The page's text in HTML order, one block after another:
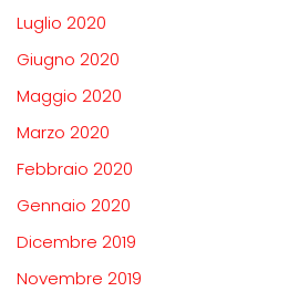
Luglio 2020
Giugno 2020
Maggio 2020
Marzo 2020
Febbraio 2020
Gennaio 2020
Dicembre 2019
Novembre 2019